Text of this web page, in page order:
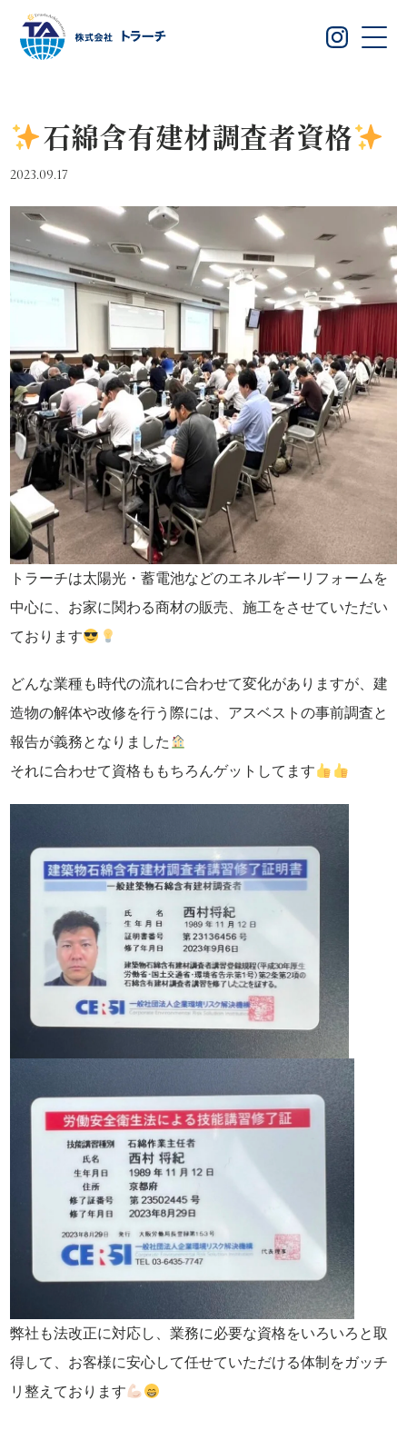
石綿含有建材調査者資格
2023.09.17
トラーチは太陽光・蓄電池などのエネルギーリフォームを
中心に、お家に関わる商材の販売、施工をさせていただい
ております
どんな業種も時代の流れに合わせて変化がありますが、建
造物の解体や改修を行う際には、アスベストの事前調査と
報告が義務となりました
それに合わせて資格ももちろんゲットしてます
弊社も法改正に対応し、業務に必要な資格をいろいろと取
得して、お客様に安心して任せていただける体制をガッチ
リ整えております